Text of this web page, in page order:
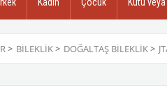
> BILEKLIK> DOĞALTAŞ BILEKLIK>